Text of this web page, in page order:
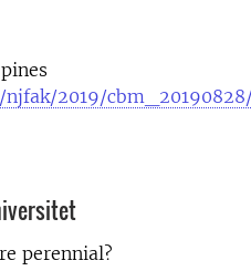
njfak/2019/
perennial?